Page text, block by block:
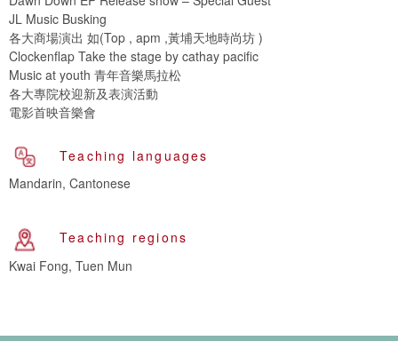
JL Music Busking
各大商場演出 如(Top , apm ,黃埔天地時尚坊 )
Clockenflap Take the stage by cathay pacific
Music at youth 青年音樂馬拉松
各大專院校迎新及表演活動
電影首映音樂會
Teaching languages
Mandarin, Cantonese
Teaching regions
Kwai Fong, Tuen Mun